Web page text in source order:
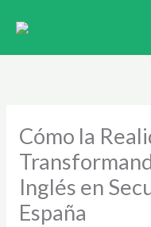
Cómo la
Inglés en
España